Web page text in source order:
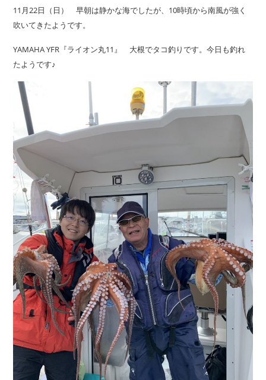
11月22日（日） 早朝は静かな海でしたが、10時頃から南風が強く
吹いてきたようです。
YAMAHA YFR『ライオン丸11』 大根でタコ釣りです。今日も釣れ
たようです♪